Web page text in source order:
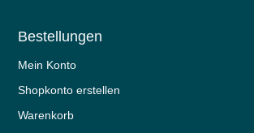
Bestellungen
Mein Konto
Shopkonto erstellen
Warenkorb